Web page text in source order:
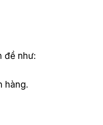
đề như:
hàng.